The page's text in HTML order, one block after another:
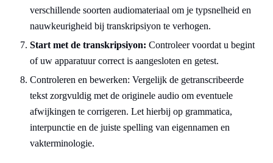
verschillende soorten audiomateriaal om je typsnelheid en
nauwkeurigheid bij transkripsiyon te verhogen.
Start met de transkripsiyon: Controleer voordat u begint
of uw apparatuur correct is aangesloten en getest.
Controleren en bewerken: Vergelijk de getranscribeerde
tekst zorgvuldig met de originele audio om eventuele
afwijkingen te corrigeren. Let hierbij op grammatica,
interpunctie en de juiste spelling van eigennamen en
vakterminologie.